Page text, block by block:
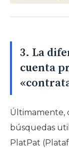
3. La
cuenta
Últimamente,
búsquedas
PlatPat